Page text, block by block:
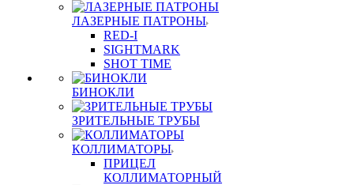
ЛАЗЕРНЫЕ ПАТРОНЫ
RED-I
SIGHTMARK
SHOT TIME
БИНОКЛИ
ЗРИТЕЛЬНЫЕ ТРУБЫ
КОЛЛИМАТОРЫ
ПРИЦЕЛ
КОЛЛИМАТОРНЫЙ